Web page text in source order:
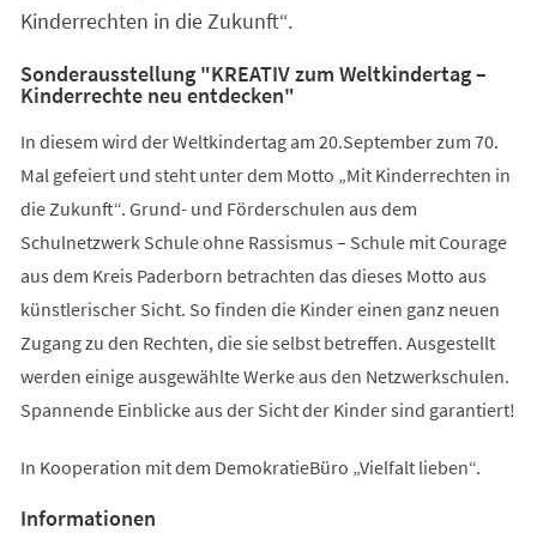
Kinderrechten in die Zukunft“.
Sonderausstellung "KREATIV zum Weltkindertag –
Kinderrechte neu entdecken"
In diesem wird der Weltkindertag am 20.September zum 70.
Mal gefeiert und steht unter dem Motto „Mit Kinderrechten in
die Zukunft“. Grund- und Förderschulen aus dem
Schulnetzwerk Schule ohne Rassismus – Schule mit Courage
aus dem Kreis Paderborn betrachten das dieses Motto aus
künstlerischer Sicht. So finden die Kinder einen ganz neuen
Zugang zu den Rechten, die sie selbst betreffen. Ausgestellt
werden einige ausgewählte Werke aus den Netzwerkschulen.
Spannende Einblicke aus der Sicht der Kinder sind garantiert!
In Kooperation mit dem DemokratieBüro „Vielfalt lieben“.
Informationen